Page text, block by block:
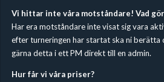
Vi hittar inte våra motståndare! Vad
Har era motståndare inte visat sig vara
efter turneringen har startat ska ni berätta
gärna detta i ett PM direkt till en admin.
Hur får vi våra priser?